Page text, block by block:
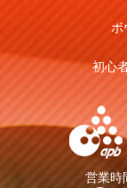
ボ
初心
営業時